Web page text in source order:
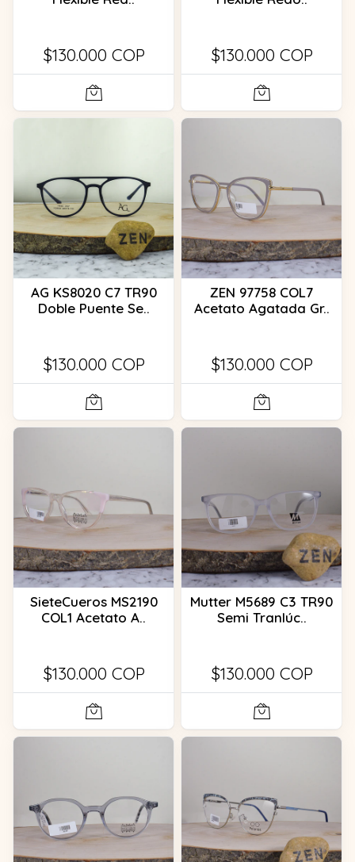
$130.000 COP $130.000 COP
AG KS8020 C7 TR90
Doble Puente Se..
$130.000 COP
ZEN 97758 COL7
Acetato Agatada Gr..
$130.000 COP
SieteCueros MS2190
COL1 Acetato A..
$130.000 COP
Mutter M5689 C3 TR90
Semi Tranlúc..
$130.000 COP